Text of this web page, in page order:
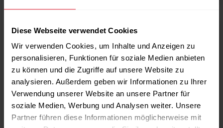
Diese Webseite verwendet Cookies
Wir verwenden Cookies, um Inhalte und Anzeigen zu
personalisieren, Funktionen für soziale Medien anbieten
zu können und die Zugriffe auf unsere Website zu
analysieren. Außerdem geben wir Informationen zu Ihrer
Verwendung unserer Website an unsere Partner für
soziale Medien, Werbung und Analysen weiter. Unsere
Partner führen diese Informationen möglicherweise mit